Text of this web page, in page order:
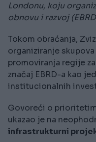
Londonu, koju
obnovu i razvoj
Tokom obraćanja,
organiziranje
promoviranja regije
značaj EBRD-a kao
institucionalnih
Govoreći o
ukazao je na
infrastrukturni